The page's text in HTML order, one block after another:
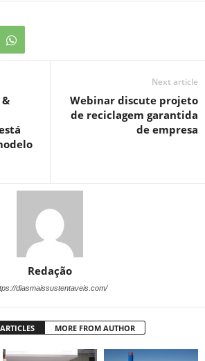
Next article
Webinar discute projeto
de reciclagem garantida
de empresa
Redação
diasmaissustentaveis.com/
MORE FROM AUTHOR